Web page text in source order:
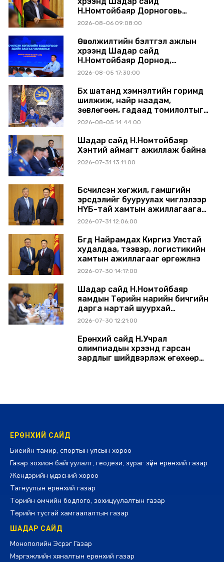
Н.Номтойбаяр Дорноговь
аймагт ажиллав
2026-08-06 09:08:00
Өвөлжилтийн бэлтгэл ажлын
хүрээнд Шадар сайд
Н.Номтойбаяр Дорнод,
Сүхбаатар аймагт ажиллав
2026-08-05 17:30:00
Бүх шатанд хэмнэлтийн горимд
шилжиж, найр наадам,
зөвлөгөөн, гадаад томилолтыг
хориглолоо
2026-08-05 14:44:00
Шадар сайд Н.Номтойбаяр
Хэнтий аймагт ажиллаж байна
2026-07-31 13:11:00
Бүсчилсэн хөгжил, гамшгийн
эрсдэлийг бууруулах чиглэлээр
НҮБ-тай хамтын ажиллагаагаа
өргөжүүлэхээр санал солилцлоо
2026-07-31 12:06:00
Бүгд Найрамдах Киргиз Улстай
худалдаа, тээвэр, логистикийн
хамтын ажиллагааг өргөжүүлнэ
2026-07-30 14:17:00
Шадар сайд Н.Номтойбаяр
яамдын Төрийн нарийн бичгийн
дарга нартай шуурхай
хуралдлаа
2026-07-30 12:21:00
Ерөнхий сайд Н.Учрал
олимпиадын хүрээнд гарсан
зардлыг шийдвэрлэж өгөхөөр
ЕРӨНХИЙ САЙД
Биеийн тамир, спортын улсын хороо
Газар зохион байгуулалт, геодези, зураг зүйн ерөнхий газар
Жендэрийн үндэсний хороо
Тагнуулын ерөнхий газар
Төрийн өмчийн бодлого, зохицуулалтын газар
Төрийн тусгай хамгаалалтын газар
ШАДАР САЙД
Монополийн Эсрэг Газар
Мэргэжлийн хяналтын ерөнхий газар